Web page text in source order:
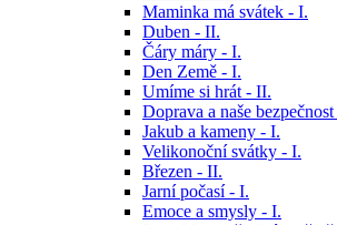
Maminka má svátek - I.
Duben - II.
Čáry máry - I.
Den Země - I.
Umíme si hrát - II.
Doprava a naše
Jakub a kameny - I.
Velikonoční svátky - I.
Březen - II.
Jarní počasí - I.
Emoce a smysly - I.